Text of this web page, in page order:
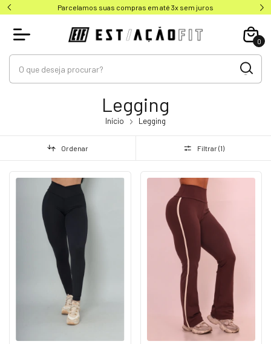
Parcelamos suas compras em até 3x sem juros
0
Legging
Início Legging
Ordenar Filtrar (1)